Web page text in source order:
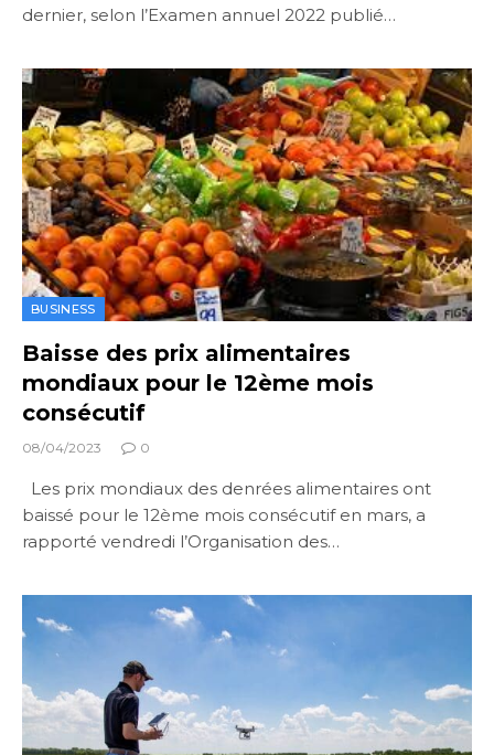
dernier, selon l’Examen annuel 2022 publié…
BUSINESS
Baisse des prix alimentaires
mondiaux pour le 12ème mois
consécutif
08/04/2023 0
Les prix mondiaux des denrées alimentaires ont
baissé pour le 12ème mois consécutif en mars, a
rapporté vendredi l’Organisation des…